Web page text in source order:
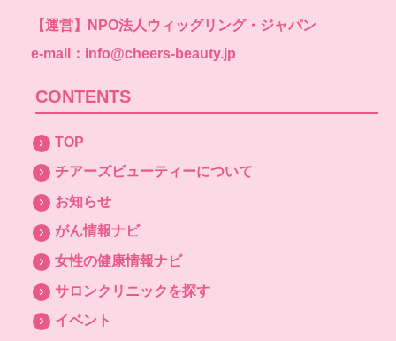
【運営】
NPO法人ウィッグリング・ジャパン
e-mail：info@cheers-beauty.jp
CONTENTS
TOP
チアーズビューティーについて
お知らせ
がん情報ナビ
女性の健康情報ナビ
サロンクリニックを探す
イベント